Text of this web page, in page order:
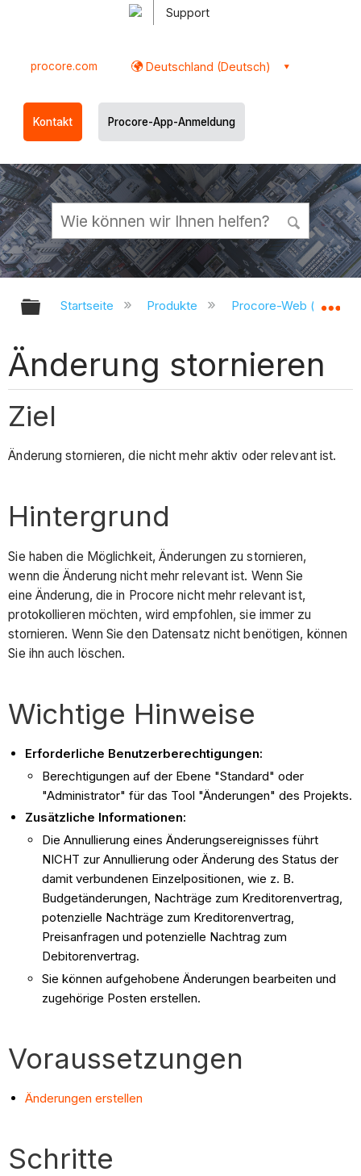
Support
procore.com Deutschland (Deutsch)
Kontakt Procore-App-Anmeldung
Globale Hierarchie auf- und
Startseite Produkte Procore-Web
Änderung stornieren
Ziel
Änderung stornieren, die nicht mehr aktiv oder relevant ist.
Hintergrund
Sie haben die Möglichkeit, Änderungen zu stornieren,
wenn die Änderung nicht mehr relevant ist. Wenn Sie
eine Änderung, die in Procore nicht mehr relevant ist,
protokollieren möchten, wird empfohlen, sie immer zu
stornieren. Wenn Sie den Datensatz nicht benötigen, können
Sie ihn auch löschen.
Wichtige Hinweise
Erforderliche Benutzerberechtigungen:
Berechtigungen auf der Ebene "Standard" oder
"Administrator" für das Tool "Änderungen" des Projekts.
Zusätzliche Informationen:
Die Annullierung eines Änderungsereignisses führt
NICHT zur Annullierung oder Änderung des Status der
damit verbundenen Einzelpositionen, wie z. B.
Budgetänderungen, Nachträge zum Kreditorenvertrag,
potenzielle Nachträge zum Kreditorenvertrag,
Preisanfragen und potenzielle Nachtrag zum
Debitorenvertrag.
Sie können aufgehobene Änderungen bearbeiten und
zugehörige Posten erstellen.
Voraussetzungen
Änderungen erstellen
Schritte